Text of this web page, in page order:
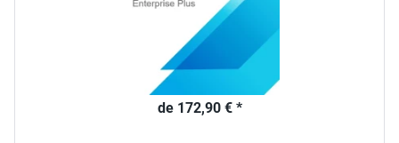
de 172,90 € *